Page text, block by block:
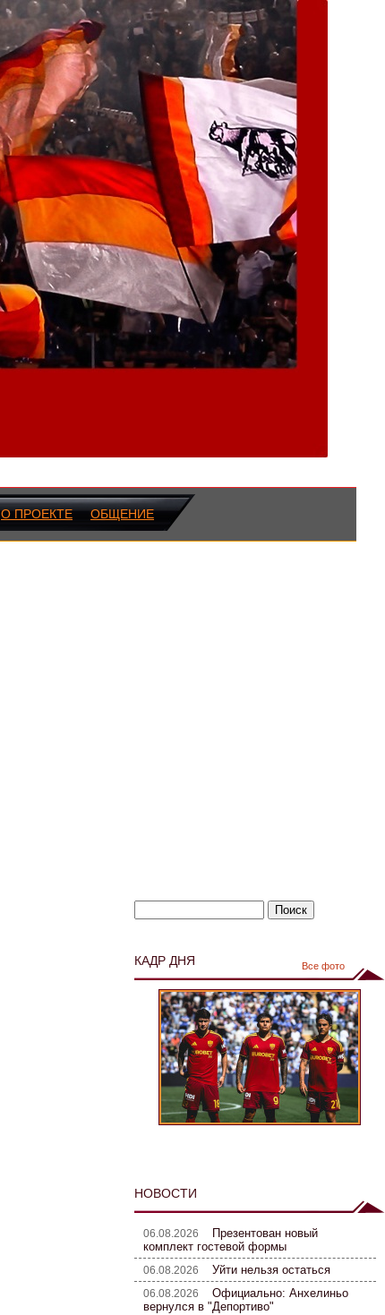
О ПРОЕКТЕ ОБЩЕНИЕ
КАДР ДНЯ Все фото
НОВОСТИ
06.08.2026
Презентован новый
комплект гостевой формы
06.08.2026 Уйти нельзя остаться
06.08.2026 Официально: Анхелиньо
вернулся в "Депортиво"